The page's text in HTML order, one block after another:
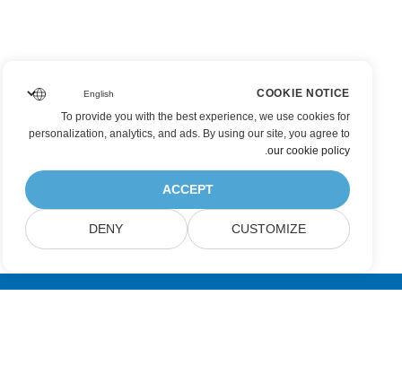
COOKIE NOTICE
To provide you with the best experience, we use cookies for
personalization, analytics, and ads. By using our site, you agree to
our cookie policy
.
ACCEPT
CUSTOMIZE
DENY